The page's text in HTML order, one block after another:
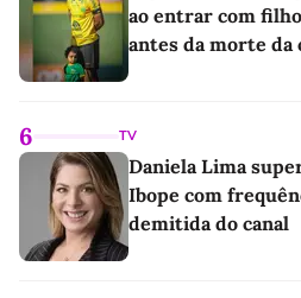
ao entrar com
antes da morte da
6 TV
Daniela Lima
Ibope com
demitida do canal